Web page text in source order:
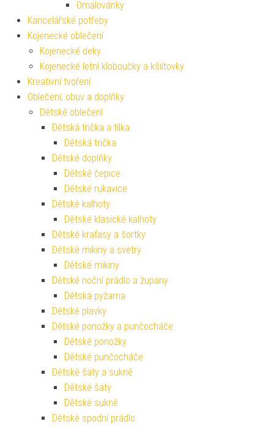
Omalovánky
Kancelářské potřeby
Kojenecké oblečení
Kojenecké deky
Kojenecké letní kloboučky a kšiltovky
Kreativní tvoření
Oblečení, obuv a doplňky
Dětské oblečení
Dětská trička a tílka
Dětská trička
Dětské doplňky
Dětské čepice
Dětské rukavice
Dětské kalhoty
Dětské klasické kalhoty
Dětské kraťasy a šortky
Dětské mikiny a svetry
Dětské mikiny
Dětské noční prádlo a župany
Dětská pyžama
Dětské plavky
Dětské ponožky a punčocháče
Dětské ponožky
Dětské punčocháče
Dětské šaty a sukně
Dětské šaty
Dětské sukně
Dětské spodní prádlo